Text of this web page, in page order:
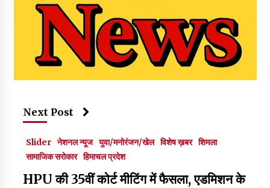
Next Post
Slider नेशनल न्यूज युवा/मनोरंजन/खेल विशेष ख़बर शिमला
सामाजिक सरोकार हिमाचल प्रदेश
HPU की 35वीं कोर्ट मीटिंग में फैसला, एडमिशन के